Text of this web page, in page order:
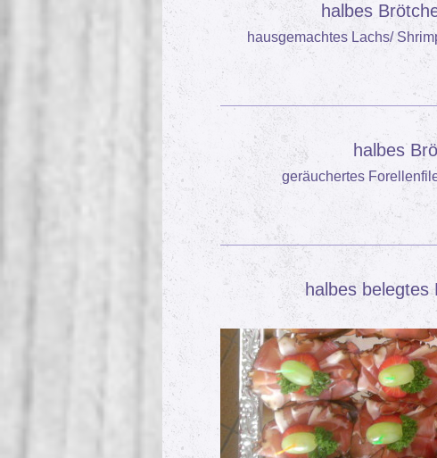
halbes
hausgemachtes Lachs/
halbes
geräuchertes
halbes belegtes